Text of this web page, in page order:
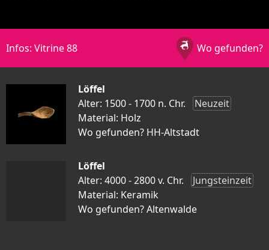
Infos: Vitrine 88 Wo gefunden?
Löffel
Alter: 1500 - 1700 n. Chr.
Neuzeit
Material: Holz
Wo gefunden? HH-Altstadt
Löffel
Alter: 4000 - 2800 v. Chr.
Jungsteinzeit
Material: Keramik
Wo gefunden? Altenwalde